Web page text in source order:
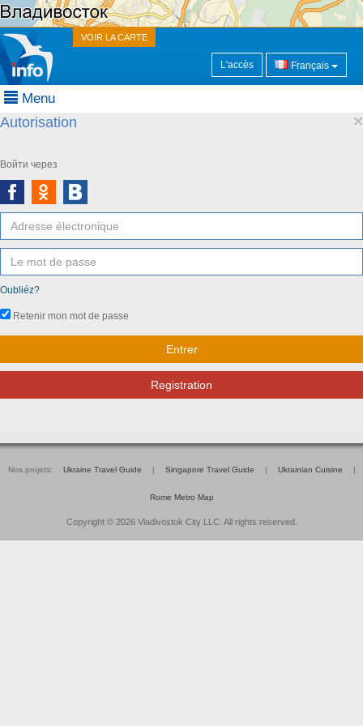
VOIR LA CARTE
L'accès Français
Menu
Autorisation ×
Войти через
Oubliéz?
Retenir mon mot de passe
Registration
Nos projets: Ukraine Travel Guide | Singapore Travel Guide | Ukrainian Cuisine |
Rome Metro Map
Copyright © 2026 Vladivostok City LLC. All rights reserved.